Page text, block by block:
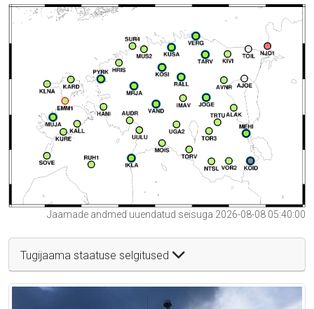
Jaamade andmed uuendatud seisuga 2026-08-08 05:40:00
Tugijaama staatuse selgitused